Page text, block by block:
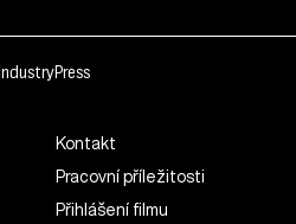
IndustryPress
Kontakt
Pracovní příležitosti
Přihlášení filmu